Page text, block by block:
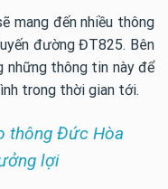
mang đến nhiều thông
đường ĐT825. Bên
những thông tin này để
trong thời gian tới.
thông Đức Hòa
lợi